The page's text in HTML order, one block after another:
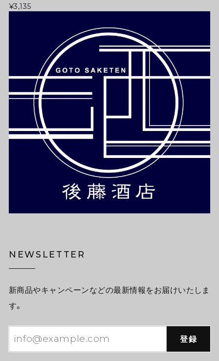
¥3,135
NEWSLETTER
新商品やキャンペーンなどの最新情報をお届けいたしま
す。
登録